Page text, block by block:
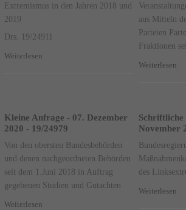
Extremismus in den Jahren 2018 und
2019
Drs. 19/24911
Weiterlesen
aus Mitteln
Parteien
Fraktionen
Weiterlesen
Kleine Anfrage - 07. Dezember
2020 - 19/24979
Von den obersten Bundesbehörden
und denen nachgeordneten Behörden
seit dem 1.Juni 2018 in Auftrag
gegebenen Studien und Gutachten
Weiterlesen
Schriftliche
November
des
Weiterlesen